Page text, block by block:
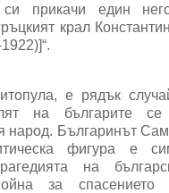
си прикачи един
крал
е рядък
на българите
народ. Българинът
фигура е
на
за спасението